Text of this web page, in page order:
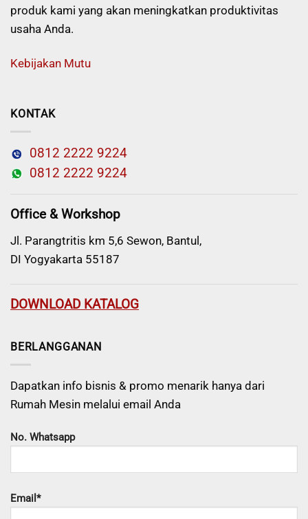
produk kami yang akan meningkatkan produktivitas
usaha Anda.
Kebijakan Mutu
KONTAK
0812 2222 9224
0812 2222 9224
Office & Workshop
Jl. Parangtritis km 5,6 Sewon, Bantul,
DI Yogyakarta 55187
DOWNLOAD KATALOG
BERLANGGANAN
Dapatkan info bisnis & promo menarik hanya dari
Rumah Mesin melalui email Anda
No. Whatsapp
Email*